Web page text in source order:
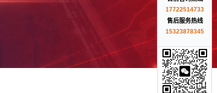
17722514733
售后服务热线
15323878345